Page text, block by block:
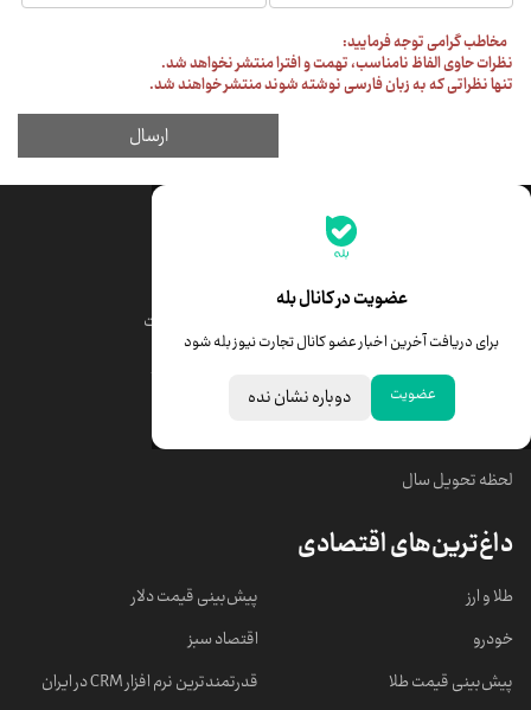
عضویت در کانال بله
برای دریافت آخرین اخبار عضو کانال تجارت نیوز بله شود
عضویت دوباره نشان نده
جدیدترین قیمت‌ها
قیمت درهم امارات
خبرهای مهم
لحظه تحویل سال
داغ‌ترین‌های اقتصادی
طلا و ارز
خودرو
پیش‌بینی قیمت طلا
پیش‌بینی قیمت دلار
اقتصاد سبز
قدرتمندترین نرم‌ افزار CRM در ایران